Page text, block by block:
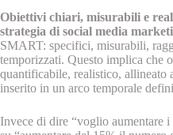
Obiettivi chiari, misurabili e
strategia di social media
SMART: specifici, misurabili,
temporizzati. Questo implica che
quantificabile, realistico, allineato
inserito in un arco temporale
Invece di dire “voglio aumentare